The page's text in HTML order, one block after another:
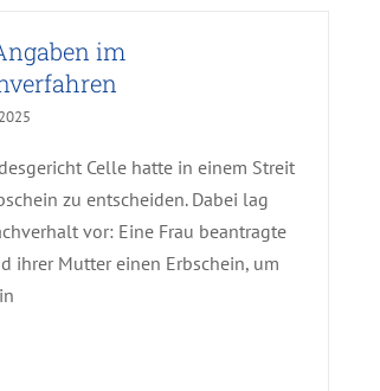
im
Celle hatte in einem Streit
zu entscheiden. Dabei lag
vor: Eine Frau beantragte
ihrer Mutter einen Erbschein, um